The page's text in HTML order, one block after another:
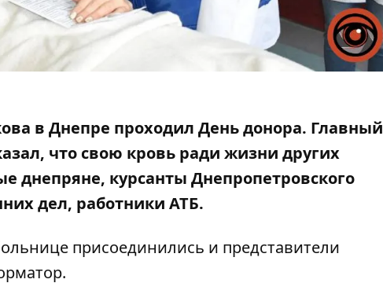
в Днепре проходил День донора. Главный
что свою кровь ради жизни других
днепряне, курсанты Днепропетровского
дел, работники АТБ.
присоединились и представители